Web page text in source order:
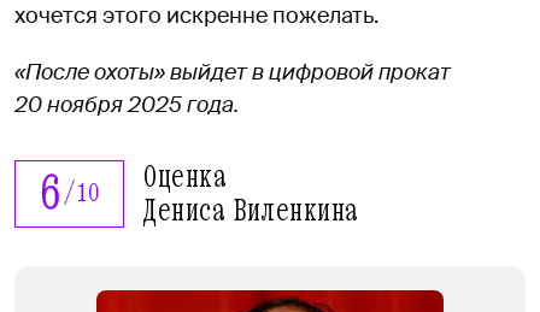
хочется этого искренне пожелать.
«После охоты» выйдет в цифровой прокат
20 ноября 2025 года.
6/10 Оценка
Дениса Виленкина